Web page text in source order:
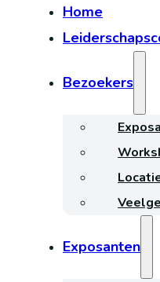
Home
Bezoekers
Exposanten